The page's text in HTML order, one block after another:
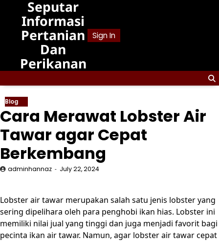
content
Seputar
Informasi
Pertanian
Dan
Perikanan
Sign In
Blog
Cara Merawat Lobster Air
Tawar agar Cepat
Berkembang
adminhannaz July 22, 2024
Lobster air tawar merupakan salah satu jenis lobster yang
sering dipelihara oleh para penghobi ikan hias. Lobster ini
memiliki nilai jual yang tinggi dan juga menjadi favorit bagi
pecinta ikan air tawar. Namun, agar lobster air tawar cepat